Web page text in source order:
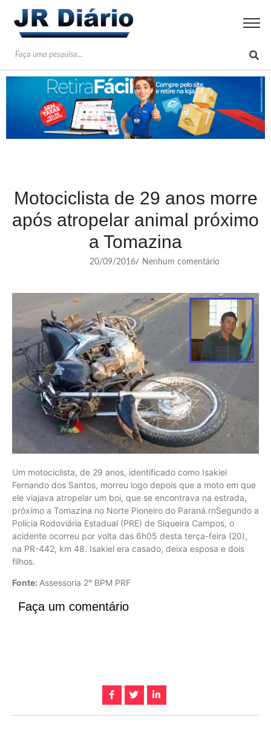
Motociclista de 29 anos morre
após atropelar animal próximo
a Tomazina
20/09/2016/ Nenhum comentário
Um motociclista, de 29 anos, identificado como Isakiel
Fernando dos Santos, morreu logo depois que a moto em que
ele viajava atropelar um boi, que se encontrava na estrada,
próximo a Tomazina no Norte Pioneiro do Paraná.rnSegundo a
Polícia Rodoviária Estadual (PRE) de Siqueira Campos, o
acidente ocorreu por volta das 6h05 desta terça-feira (20),
na PR-442, km 48. Isakiel era casado, deixa esposa e dois
filhos.
Fonte: Assessoria 2° BPM PRF
Faça um comentário